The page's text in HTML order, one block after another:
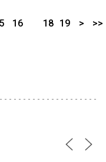
16
18 19 > >>